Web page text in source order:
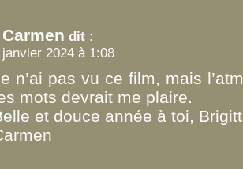
Carmen dit :
janvier 2024 à 1:08
n’ai pas vu ce film, mais
mots devrait me plaire.
et douce année à toi,